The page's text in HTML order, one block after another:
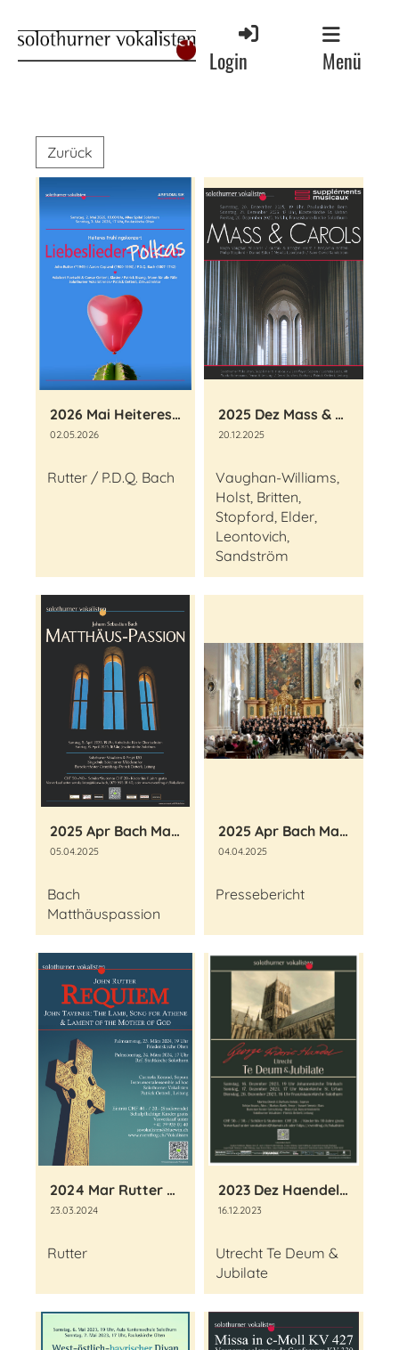
Login Menü
Zurück
2026 Mai Heiteres Frühlingskonzert
02.05.2026
Rutter / P.D.Q. Bach
2025 Dez Mass & Carols
20.12.2025
Vaughan-Williams,
Holst, Britten,
Stopford, Elder,
Leontovich,
Sandström
2025 Apr Bach Matthäuspassion
05.04.2025
Bach
Matthäuspassion
2025 Apr Bach Matthäuspassion Pressebericht
04.04.2025
Pressebericht
2024 Mar Rutter Requiem
23.03.2024
Rutter
2023 Dez Haendel Te Deum
16.12.2023
Utrecht Te Deum &
Jubilate